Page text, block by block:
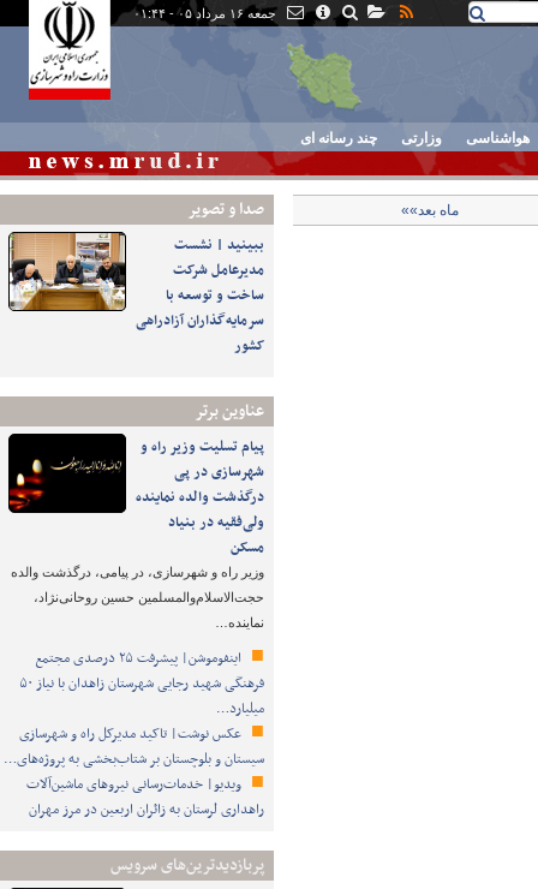
جمعه ۱۶ مرداد ۰۵ - ۰۱:۴۴
هواشناسی وزارتی چند رسانه ای
صدا و تصوير
ببینید | نشست
مدیرعامل شرکت
ساخت و توسعه با
سرمایه‌گذاران آزادراهی
کشور
عناوین برتر
پیام تسلیت وزیر راه و
شهرسازی در پی
درگذشت والده نماینده
ولی‌فقیه در بنیاد
مسکن
وزیر راه و شهرسازی، در پیامی، درگذشت والده
حجت‌الاسلام‌والمسلمین حسین روحانی‌نژاد،
نماینده…
اینفوموشن| پیشرفت ۲۵ درصدی مجتمع
فرهنگی شهید رجایی شهرستان زاهدان با نیاز ۵۰
میلیارد…
عکس نوشت| تاکید مدیرکل راه و شهرسازی
سیستان و بلوچستان بر شتاب‌بخشی به پروژه‌های…
ویدیو| خدمات‌رسانی نیروهای ماشین‌آلات
راهداری لرستان به زائران اربعین در مرز مهران
پربازدیدترین‌های سرویس
ماه بعد»»